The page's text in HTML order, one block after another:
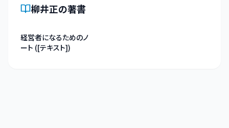
柳井正の著書
経営者になるためのノ
ート ([テキスト])